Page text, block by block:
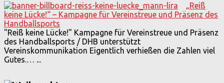
„Reiß
keine Lücke!“ – Kampagne für Vereinstreue und Präsenz des
Handballsports
"Reiß keine Lücke!" Kampagne für Vereinstreue und Präsenz
des Handballsports / DHB unterstützt
Vereinskommunikation Eigentlich verhießen die Zahlen viel
Gutes.… ...